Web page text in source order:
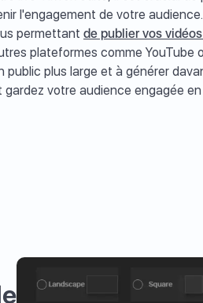
l'engagement de votre
permettant de publier vos
plateformes comme YouTube
public plus large et à générer
gardez votre audience engagée